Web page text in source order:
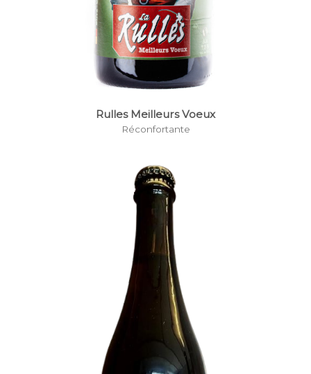
Rulles Meilleurs Voeux
Réconfortante